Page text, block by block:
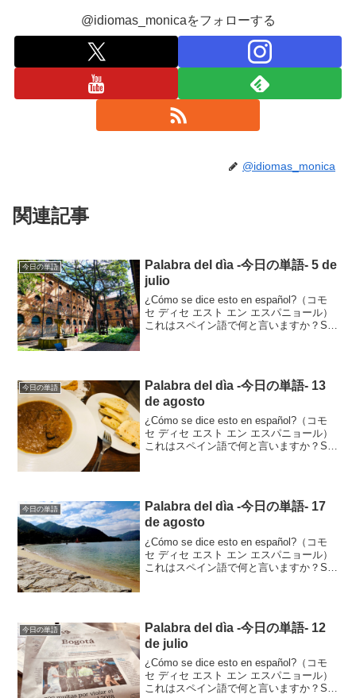
@idiomas_monicaをフォローする
@idiomas_monica
関連記事
今日の単語
Palabra del dìa -今日の単語- 5 de
julio
¿Cómo se dice esto en español?（コモ
セ ディセ エスト エン エスパニョール）
これはスペイン語で何と言いますか？Se
今日の単語
Palabra del dìa -今日の単語- 13
de agosto
¿Cómo se dice esto en español?（コモ
セ ディセ エスト エン エスパニョール）
これはスペイン語で何と言いますか？Se
今日の単語
Palabra del dìa -今日の単語- 17
de agosto
¿Cómo se dice esto en español?（コモ
セ ディセ エスト エン エスパニョール）
これはスペイン語で何と言いますか？Se
今日の単語
Palabra del dìa -今日の単語- 12
de julio
¿Cómo se dice esto en español?（コモ
セ ディセ エスト エン エスパニョール）
これはスペイン語で何と言いますか？Se